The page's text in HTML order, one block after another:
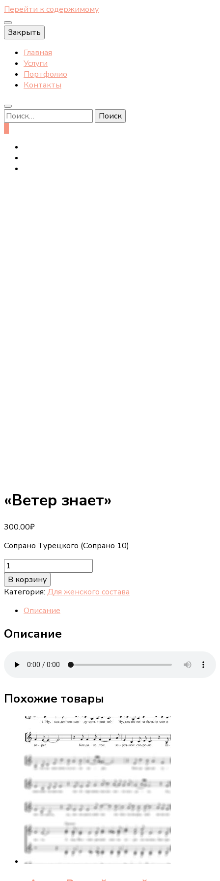
Перейти к содержимому
Закрыть
Главная
Услуги
Портфолио
Контакты
Найти:
«Ветер знает»
300.00₽
Сопрано Турецкого (Сопрано 10)
Количество
товара
"Ветер
знает"
В корзину
Категория: Для женского состава
Описание
Описание
Похожие товары